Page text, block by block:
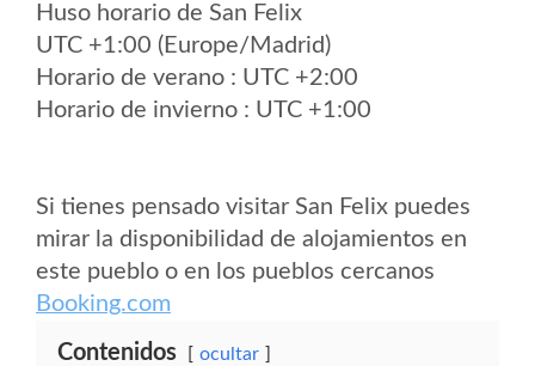
Huso horario de San Felix
UTC +1:00 (Europe/Madrid)
Horario de verano : UTC +2:00
Horario de invierno : UTC +1:00
Si tienes pensado visitar San Felix puedes
mirar la disponibilidad de alojamientos en
este pueblo o en los pueblos cercanos
Booking.com
Contenidos ocultar